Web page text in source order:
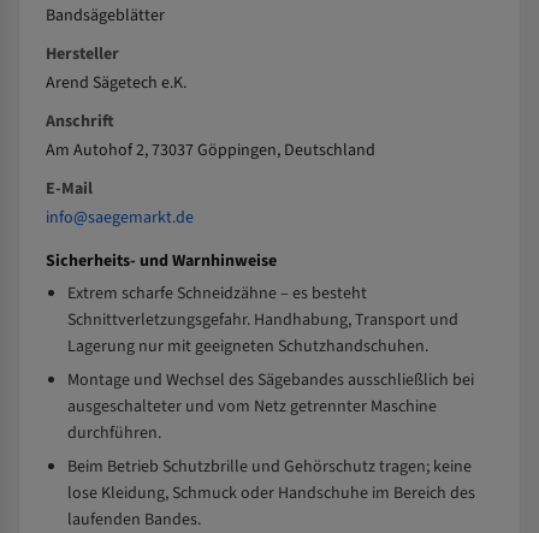
Bandsägeblätter
Hersteller
Arend Sägetech e.K.
Anschrift
Am Autohof 2, 73037 Göppingen, Deutschland
E-Mail
info@saegemarkt.de
Sicherheits- und Warnhinweise
Extrem scharfe Schneidzähne – es besteht
Schnittverletzungsgefahr. Handhabung, Transport und
Lagerung nur mit geeigneten Schutzhandschuhen.
Montage und Wechsel des Sägebandes ausschließlich bei
ausgeschalteter und vom Netz getrennter Maschine
durchführen.
Beim Betrieb Schutzbrille und Gehörschutz tragen; keine
lose Kleidung, Schmuck oder Handschuhe im Bereich des
laufenden Bandes.